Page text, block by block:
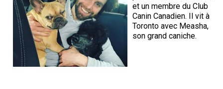
et un membre du Club
Canin Canadien. Il vit à
Toronto avec Measha,
son grand caniche.